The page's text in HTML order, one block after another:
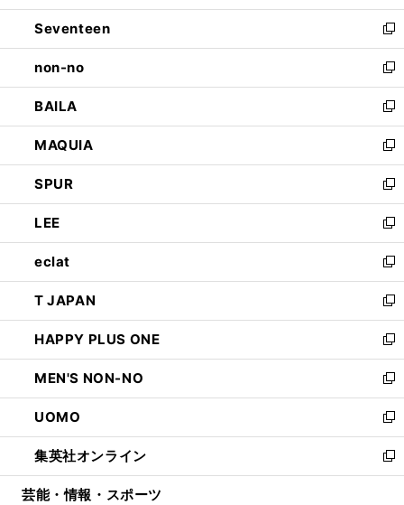
開
く
ウ
で
開
く
ン
ド
ウ
で
開
く
Seventeen
新
し
い
ウ
ィ
ン
ド
ウ
で
開
く
non-no
新
し
い
ウ
ィ
ン
ド
ウ
で
開
く
BAILA
新
し
い
ウ
ィ
ン
ド
ウ
で
開
く
MAQUIA
新
し
い
ウ
ィ
ン
ド
ウ
で
開
く
SPUR
新
し
い
ウ
ィ
ン
ド
ウ
で
開
く
LEE
新
し
い
ウ
ィ
ン
ド
ウ
で
開
く
eclat
新
し
い
ウ
ィ
ン
ド
ウ
で
開
く
T JAPAN
新
し
い
ウ
ィ
ン
ド
ウ
で
開
HAPPY PLUS ONE
新
し
い
ウ
ィ
ン
ド
ウ
MEN'S NON-NO
新
し
い
ウ
ィ
ン
UOMO
新
し
い
ウ
集英社オンライン
新
し
芸能・情報・スポーツ